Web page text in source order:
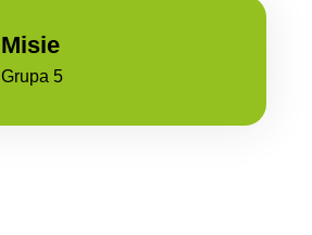
Misie
Grupa 5